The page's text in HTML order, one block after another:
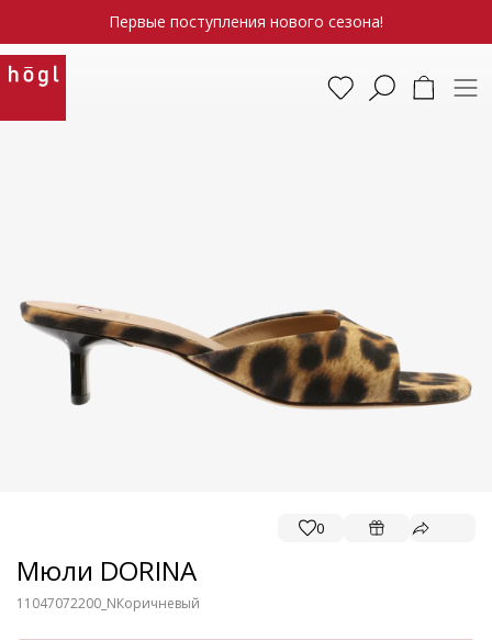
Первые поступления нового сезона!
0
Мюли DORINA
11047072200_NКоричневый